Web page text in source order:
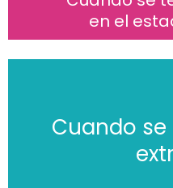
en el
Cuando